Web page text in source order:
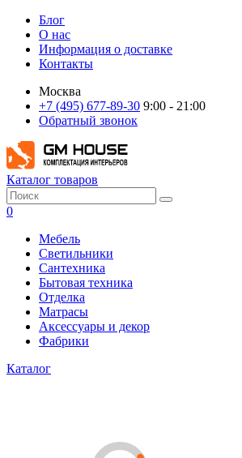
Блог
О нас
Информация о доставке
Контакты
Москва
+7 (495) 677-89-30 9:00 - 21:00
Обратный звонок
Каталог товаров
0
Мебель
Светильники
Сантехника
Бытовая техника
Отделка
Матрасы
Аксессуары и декор
Фабрики
Каталог